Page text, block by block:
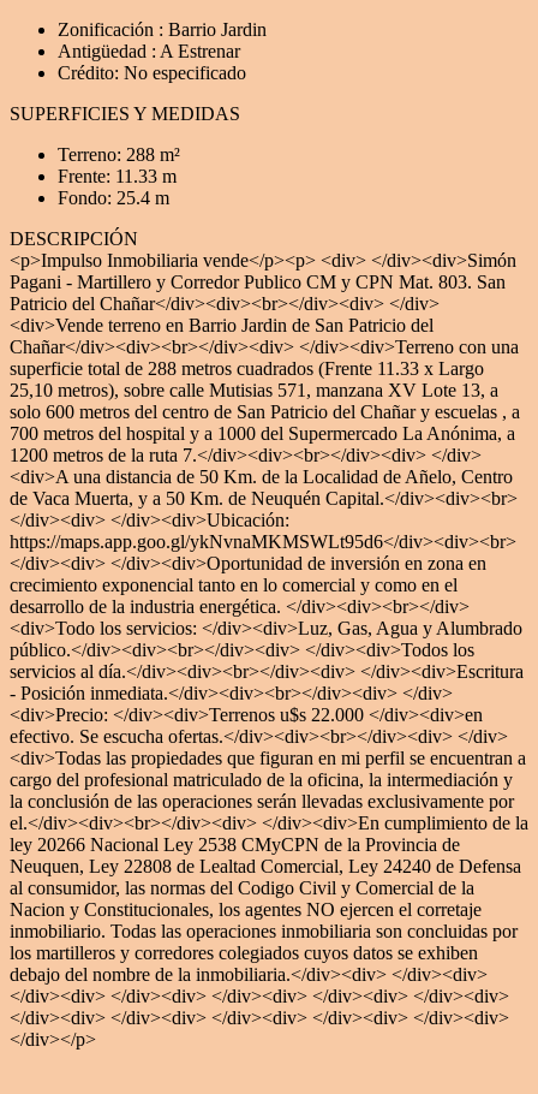
Zonificación : Barrio Jardin
Antigüedad : A Estrenar
Crédito: No especificado
SUPERFICIES Y MEDIDAS
Terreno: 288 m²
Frente: 11.33 m
Fondo: 25.4 m
DESCRIPCIÓN
<p>Impulso Inmobiliaria vende</p><p> <div> </div><div>Simón
Pagani - Martillero y Corredor Publico CM y CPN Mat. 803. San
Patricio del Chañar</div><div><br></div><div> </div>
<div>Vende terreno en Barrio Jardin de San Patricio del
Chañar</div><div><br></div><div> </div><div>Terreno con una
superficie total de 288 metros cuadrados (Frente 11.33 x Largo
25,10 metros), sobre calle Mutisias 571, manzana XV Lote 13, a
solo 600 metros del centro de San Patricio del Chañar y escuelas , a
700 metros del hospital y a 1000 del Supermercado La Anónima, a
1200 metros de la ruta 7.</div><div><br></div><div> </div>
<div>A una distancia de 50 Km. de la Localidad de Añelo, Centro
de Vaca Muerta, y a 50 Km. de Neuquén Capital.</div><div><br>
</div><div> </div><div>Ubicación:
https://maps.app.goo.gl/ykNvnaMKMSWLt95d6</div><div><br>
</div><div> </div><div>Oportunidad de inversión en zona en
crecimiento exponencial tanto en lo comercial y como en el
desarrollo de la industria energética. </div><div><br></div>
<div>Todo los servicios: </div><div>Luz, Gas, Agua y Alumbrado
público.</div><div><br></div><div> </div><div>Todos los
servicios al día.</div><div><br></div><div> </div><div>Escritura
- Posición inmediata.</div><div><br></div><div> </div>
<div>Precio: </div><div>Terrenos u$s 22.000 </div><div>en
efectivo. Se escucha ofertas.</div><div><br></div><div> </div>
<div>Todas las propiedades que figuran en mi perfil se encuentran a
cargo del profesional matriculado de la oficina, la intermediación y
la conclusión de las operaciones serán llevadas exclusivamente por
el.</div><div><br></div><div> </div><div>En cumplimiento de la
ley 20266 Nacional Ley 2538 CMyCPN de la Provincia de
Neuquen, Ley 22808 de Lealtad Comercial, Ley 24240 de Defensa
al consumidor, las normas del Codigo Civil y Comercial de la
Nacion y Constitucionales, los agentes NO ejercen el corretaje
inmobiliario. Todas las operaciones inmobiliaria son concluidas por
los martilleros y corredores colegiados cuyos datos se exhiben
debajo del nombre de la inmobiliaria.</div><div> </div><div>
</div><div> </div><div> </div><div> </div><div> </div><div>
</div><div> </div><div> </div><div> </div><div> </div><div>
</div></p>